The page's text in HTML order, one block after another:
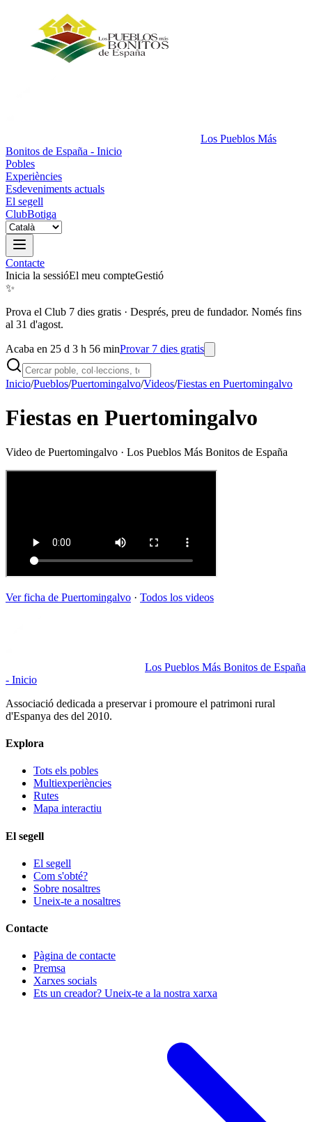
Los Pueblos Más
Bonitos de España - Inicio
Pobles
Experiències
Esdeveniments actuals
El segell
ClubBotiga
Contacte
Inicia la sessióEl meu compteGestió
✨
Prova el Club 7 dies gratis · Després, preu de fundador. Només fins
al 31 d'agost.
Acaba en 25 d 3 h 56 minProvar 7 dies gratis
Inicio/Pueblos/Puertomingalvo/Videos/Fiestas en Puertomingalvo
Fiestas en Puertomingalvo
Video de Puertomingalvo · Los Pueblos Más Bonitos de España
Ver ficha de Puertomingalvo · Todos los videos
Los Pueblos Más Bonitos de España
- Inicio
Associació dedicada a preservar i promoure el patrimoni rural
d'Espanya des del 2010.
Explora
Tots els pobles
Multiexperiències
Rutes
Mapa interactiu
El segell
El segell
Com s'obté?
Sobre nosaltres
Uneix-te a nosaltres
Contacte
Pàgina de contacte
Premsa
Xarxes socials
Ets un creador? Uneix-te a la nostra xarxa